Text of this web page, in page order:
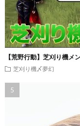
【荒野行動】芝刈り機メ
芝刈り機〆夢幻